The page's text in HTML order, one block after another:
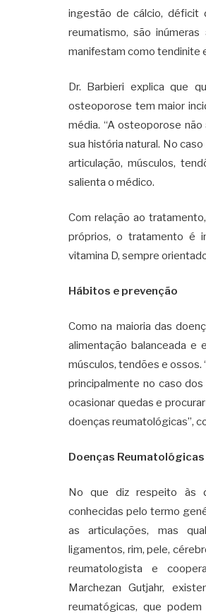
ingestão de cálcio, déficit
reumatismo, são
manifestam como tendinite
Dr. Barbieri explica que
osteoporose tem maior
média. “A osteoporose
sua história natural. No
articulação, músculos,
salienta o médico.
Com relação ao
próprios, o tratamento é
vitamina D, sempre
Hábitos e prevenção
Como na maioria das
alimentação balanceada e
músculos, tendões e ossos.
principalmente no caso
ocasionar quedas e
doenças reumatológicas”,
Doenças Reumatológicas
No que diz respeito às
conhecidas pelo termo
as articulações, mas
ligamentos, rim, pele,
reumatologista e
Marchezan Gutjahr,
reumatógicas, que